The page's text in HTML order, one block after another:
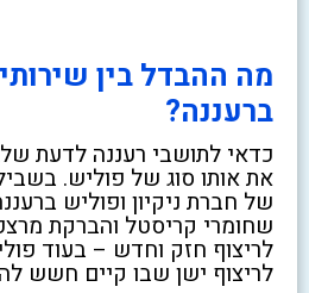
מה ההבדל בין
ברעננה?
כדאי לתושבי רעננה לדעת
את אותו סוג של פוליש.
של חברת ניקיון ופוליש
שחומרי קריסטל והברקת
לריצוף חזק וחדש – בעוד
לריצוף ישן שבו קיים חשש